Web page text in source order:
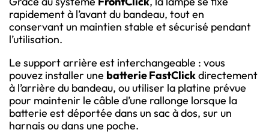
rapidement à l’avant du bandeau, tout en
conservant un maintien stable et sécurisé pendant
l’utilisation.
Le support arrière est interchangeable : vous
pouvez installer une batterie FastClickdirectement
à l’arrière du bandeau, ou utiliser la platine prévue
pour maintenir le câble d’une rallonge lorsque la
batterie est déportée dans un sac à dos, sur un
harnais ou dans une poche.